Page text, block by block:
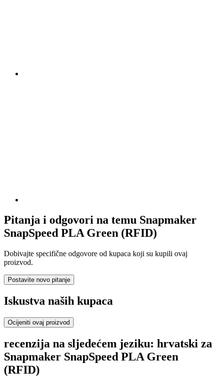
Pitanja i odgovori na temu Snapmaker
SnapSpeed PLA Green (RFID)
Dobivajte specifične odgovore od kupaca koji su kupili ovaj
proizvod.
Postavite novo pitanje
Iskustva naših kupaca
Ocijeniti ovaj proizvod
recenzija na sljedećem jeziku: hrvatski za
Snapmaker SnapSpeed PLA Green
(RFID)